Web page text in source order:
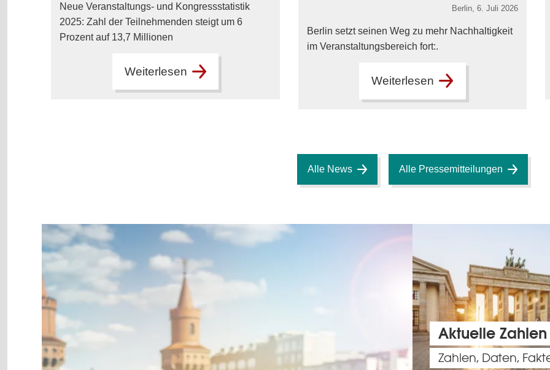
Neue Veranstaltungs- und Kongressstatistik
2025: Zahl der Teilnehmenden steigt um 6
Prozent auf 13,7 Millionen
Weiterlesen
Berlin setzt seinen Weg zu mehr Nachhaltigkeit
im Veranstaltungsbereich fort:.
Berlin,6. Juli 2026
Weiterlesen
Alle News Alle Pressemitteilungen
Aktuelle Zahlen
Zahlen, Daten,